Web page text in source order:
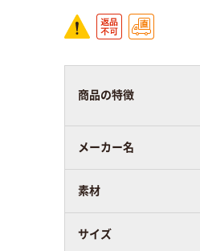
商品の特徴
メーカー名
素材
サイズ